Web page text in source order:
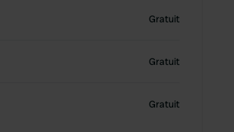
Gratuit
Gratuit
Gratuit